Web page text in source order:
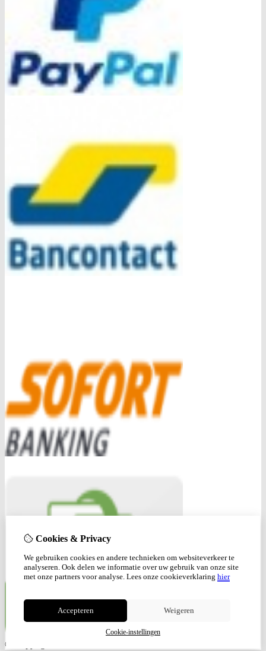
© Copyright 2026
Cookies & Privacy
We gebruiken cookies en andere technieken om websiteverkeer te
analyseren. Ook delen we informatie over uw gebruik van onze site
met onze partners voor analyse. Lees onze cookieverklaring hier
Accepteren Weigeren
Cookie-instellingen